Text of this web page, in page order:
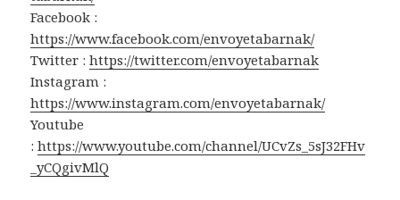
Facebook :
https://www.facebook.com/envoyetabarnak/
Twitter :https://twitter.com/envoyetabarnak
Instagram :
https://www.instagram.com/envoyetabarnak/
Youtube
:https://www.youtube.com/channel/UCvZs_5sJ32FHv
_yCQgivMlQ